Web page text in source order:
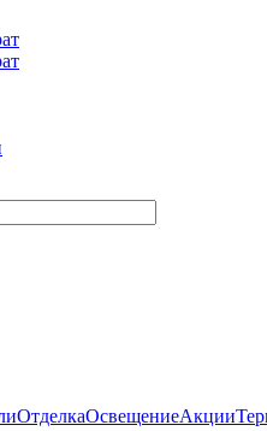
ОтделкаОсвещениеАкции